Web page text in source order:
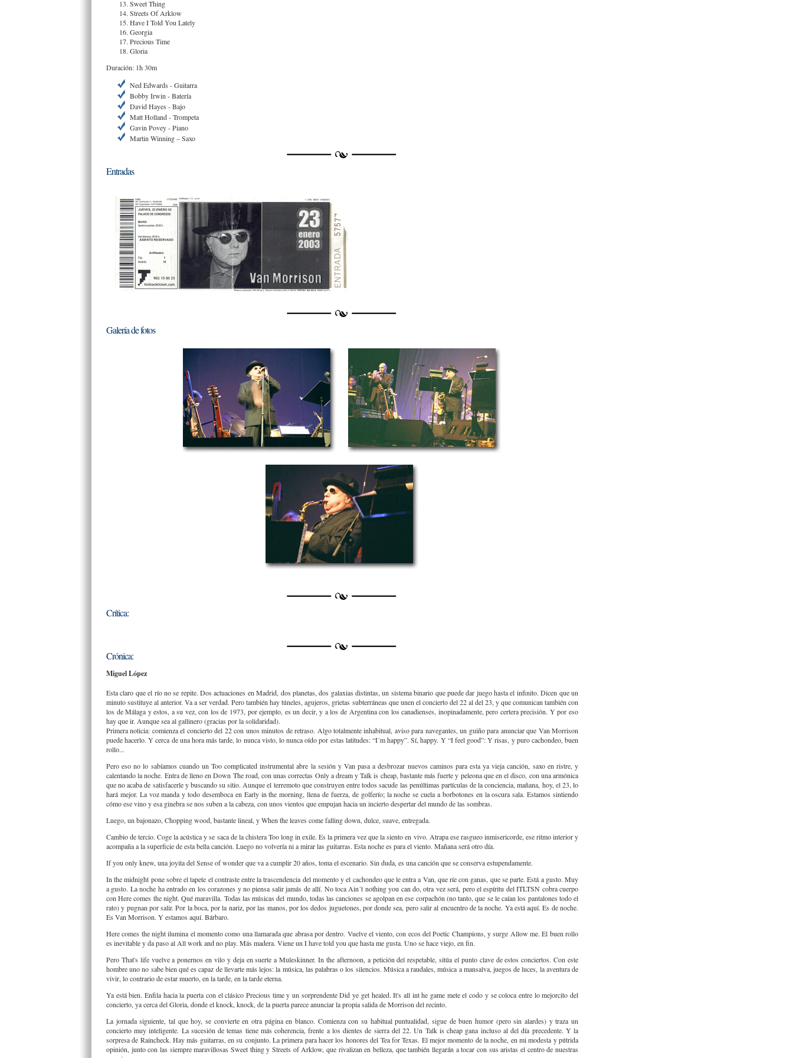
Sweet Thing
Streets Of Arklow
Have I Told You Lately
Georgia
Precious Time
Gloria
Duración: 1h 30m
Ned Edwards - Guitarra
Bobby Irwin - Batería
David Hayes - Bajo
Matt Holland - Trompeta
Gavin Povey - Piano
Martin Winning – Saxo
Entradas
Galería de fotos
Crítica:
Crónica:
Miguel López
Esta claro que el río no se repite. Dos actuaciones en Madrid, dos planetas, dos galaxias distintas, un sistema binario que puede dar juego hasta el infinito. Dicen que un
minuto sustituye al anterior. Va a ser verdad. Pero también hay túneles, agujeros, grietas subterráneas que unen el concierto del 22 al del 23, y que comunican también con
los de Málaga y estos, a su vez, con los de 1973, por ejemplo, es un decir, y a los de Argentina con los canadienses, inopinadamente, pero certera precisión. Y por eso
hay que ir. Aunque sea al gallinero (gracias por la solidaridad).
Primera noticia: comienza el concierto del 22 con unos minutos de retraso. Algo totalmente inhabitual, aviso para navegantes, un guiño para anunciar que Van Morrison
puede hacerlo. Y cerca de una hora más tarde, lo nunca visto, lo nunca oído por estas latitudes: “I´m happy”. Sí, happy. Y “I feel good”: Y risas, y puro cachondeo, buen
rollo...
Pero eso no lo sabíamos cuando un Too complicated instrumental abre la sesión y Van pasa a desbrozar nuevos caminos para esta ya vieja canción, saxo en ristre, y
calentando la noche. Entra de lleno en Down The road, con unas correctas Only a dream y Talk is cheap, bastante más fuerte y peleona que en el disco, con una armónica
que no acaba de satisfacerle y buscando su sitio. Aunque el terremoto que construyen entre todos sacude las penúltimas partículas de la conciencia, mañana, hoy, el 23, lo
hará mejor. La voz manda y todo desemboca en Early in the morning, llena de fuerza, de golferío; la noche se cuela a borbotones en la oscura sala. Estamos sintiendo
cómo ese vino y esa ginebra se nos suben a la cabeza, con unos vientos que empujan hacia un incierto despertar del mundo de las sombras.
Luego, un bajonazo, Chopping wood, bastante lineal, y When the leaves come falling down, dulce, suave, entregada.
Cambio de tercio. Coge la acústica y se saca de la chistera Too long in exile. Es la primera vez que la siento en vivo. Atrapa ese rasgueo inmisericorde, ese ritmo interior y
acompaña a la superficie de esta bella canción. Luego no volvería ni a mirar las guitarras. Esta noche es para el viento. Mañana será otro día.
If you only knew, una joyita del Sense of wonder que va a cumplir 20 años, toma el escenario. Sin duda, es una canción que se conserva estupendamente.
In the midnight pone sobre el tapete el contraste entre la trascendencia del momento y el cachondeo que le entra a Van, que ríe con ganas, que se parte. Está a gusto. Muy
a gusto. La noche ha entrado en los corazones y no piensa salir jamás de allí. No toca Ain´t nothing you can do, otra vez será, pero el espíritu del ITLTSN cobra cuerpo
con Here comes the night. Qué maravilla. Todas las músicas del mundo, todas las canciones se agolpan en ese corpachón (no tanto, que se le caían los pantalones todo el
rato) y pugnan por salir. Por la boca, por la nariz, por las manos, por los dedos juguetones, por donde sea, pero salir al encuentro de la noche. Ya está aquí. Es de noche.
Es Van Morrison. Y estamos aquí. Bárbaro.
Here comes the night ilumina el momento como una llamarada que abrasa por dentro. Vuelve el viento, con ecos del Poetic Champions, y surge Allow me. El buen rollo
es inevitable y da paso al All work and no play. Más madera. Viene un I have told you que hasta me gusta. Uno se hace viejo, en fin.
Pero That's life vuelve a ponernos en vilo y deja en suerte a Muleskinner. In the afternoon, a petición del respetable, sitúa el punto clave de estos conciertos. Con este
hombre uno no sabe bien qué es capaz de llevarte más lejos: la música, las palabras o los silencios. Música a raudales, música a mansalva, juegos de luces, la aventura de
vivir, lo contrario de estar muerto, en la tarde, en la tarde eterna.
Ya está bien. Enfila hacia la puerta con el clásico Precious time y un sorprendente Did ye get healed. It's all int he game mete el codo y se coloca entre lo mejorcito del
concierto, ya cerca del Gloria, donde el knock, knock, de la puerta parece anunciar la propia salida de Morrison del recinto.
La jornada siguiente, tal que hoy, se convierte en otra página en blanco. Comienza con su habitual puntualidad, sigue de buen humor (pero sin alardes) y traza un
concierto muy inteligente. La sucesión de temas tiene más coherencia, frente a los dientes de sierra del 22. Un Talk is cheap gana incluso al del día precedente. Y la
sorpresa de Raincheck. Hay más guitarras, en su conjunto. La primera para hacer los honores del Tea for Texas. El mejor momento de la noche, en mi modesta y pútrida
opinión, junto con las siempre maravillosas Sweet thing y Streets of Arklow, que rivalizan en belleza, que también llegarán a tocar con sus aristas el centro de nuestras